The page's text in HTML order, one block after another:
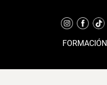
FORMACIÓN